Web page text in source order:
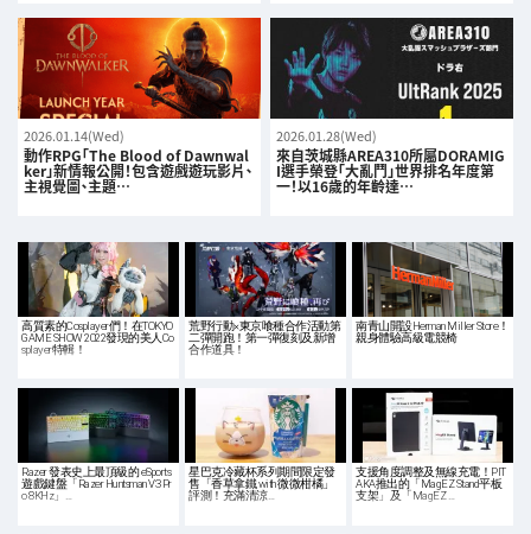
2026.01.14(Wed)
動作RPG「The Blood of Dawnwal
ker」新情報公開！包含遊戲遊玩影片、
主視覺圖、主題…
2026.01.28(Wed)
來自茨城縣AREA310所屬DORAMIG
I選手榮登「大亂鬥」世界排名年度第
一！以16歲的年齡達…
高質素的Cosplayer們！在TOKYO
GAME SHOW 2022發現的美人Co
splayer特輯！
荒野行動×東京喰種合作活動第
二彈開跑！第一彈復刻及新增
合作道具！
南青山開設Herman Miller Store！
親身體驗高級電競椅
Razer 發表史上最頂級的 eSports
遊戲鍵盤「Razer Huntsman V3 Pr
o 8KHz」…
星巴克冷藏杯系列期間限定發
售「香草拿鐵 with 微微柑橘」
評測！充滿清涼…
支援角度調整及無線充電！PIT
AKA推出的「MagEZ Stand平板
支架」及「MagEZ …